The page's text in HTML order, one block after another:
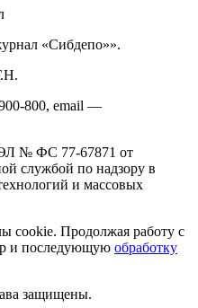
«Сибдепо»».
800, email —
№ ФС 77-67871 от
службой по надзору в
и массовых
cookie. Продолжая работу с
и последующую обработку
защищены.